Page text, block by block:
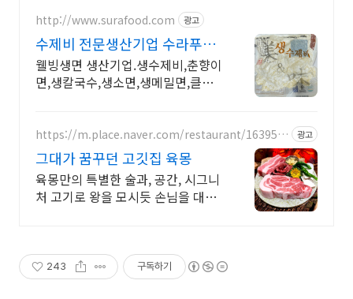
http://www.surafood.com 광고
수제비 전문생산기업 수라푸드
수라유통 웰빙 생면 제면소
웰빙생면 생산기업.생수제비,춘향이
면,생칼국수,생소면,생메밀면,클로
라유통) 입니다.
https://m.place.naver.com/restaurant/163951
광고
그대가 꿈꾸던 고깃집 육몽
육몽만의 특별한 술과, 공간, 시그니
처 고기로 왕을 모시듯 손님을 대접
243 구독하기